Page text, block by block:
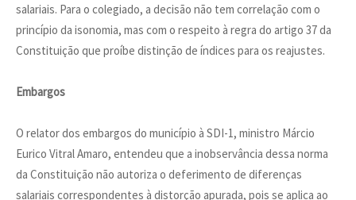
salariais. Para o colegiado, a decisão não tem correlação com o
princípio da isonomia, mas com o respeito à regra do artigo 37 da
Constituição que proíbe distinção de índices para os reajustes.
Embargos
O relator dos embargos do município à SDI-1, ministro Márcio
Eurico Vitral Amaro, entendeu que a inobservância dessa norma
da Constituição não autoriza o deferimento de diferenças
salariais correspondentes à distorção apurada, pois se aplica ao